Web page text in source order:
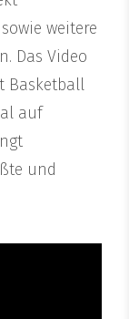
weitere
Das Video
Basketball
auf
und